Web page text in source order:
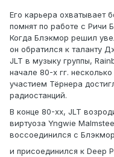
Его карьера охватывает
помнят по работе с Ричи
Когда Блэкмор решил
он обратился к таланту
JLT в музыку группы,
начале 80-х гг.
участием Тёрнера
радиостанций.
В конце 80-хх, JLT
виртуоза Yngwie
воссоединился с
и присоединился к Deep